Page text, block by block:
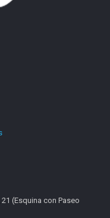
(Esquina con Paseo